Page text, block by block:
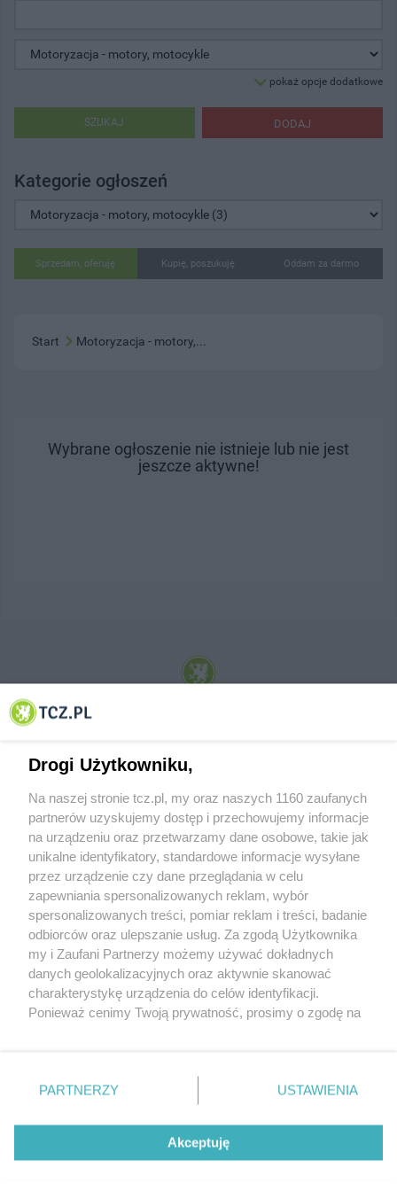
pokaż opcje dodatkowe
DODAJ
SZUKAJ
Kategorie ogłoszeń
Sprzedam, oferuję Kupię, poszukuję Oddam za darmo
Start Motoryzacja - motory,...
Wybrane ogłoszenie nie istnieje lub nie jest
jeszcze aktywne!
© 2001-2026 Tczew - TCZ.PL Sp. z o.o. Internetowy Serwis Informacyjny Miasta
O FIRMIE POLITYKA PRYWATNOŚCI HOSTING
REKLAMA WSPÓŁPRACA RSS FACEBOOK KONTAKT
Nasze serwisy
Aktualności
Tcz24
Historia miasta
Muzyka i kultura
Archiwum wydarzeń
Zdjęcia miasta
Drogi Użytkowniku,
Na naszej stronie tcz.pl, my oraz naszych 1160 zaufanych
partnerów uzyskujemy dostęp i przechowujemy informacje
na urządzeniu oraz przetwarzamy dane osobowe, takie jak
unikalne identyfikatory, standardowe informacje wysyłane
przez urządzenie czy dane przeglądania w celu
zapewniania spersonalizowanych reklam, wybór
spersonalizowanych treści, pomiar reklam i treści, badanie
odbiorców oraz ulepszanie usług. Za zgodą Użytkownika
my i Zaufani Partnerzy możemy używać dokładnych
danych geolokalizacyjnych oraz aktywnie skanować
charakterystykę urządzenia do celów identyfikacji.
Ponieważ cenimy Twoją prywatność, prosimy o zgodę na
znajdujący się w lewym dolnym rogu strony
. Niektóre
przetwarzaniu. Preferencje będą miały zastosowania tylko
PARTNERZY USTAWIENIA
Akceptuję